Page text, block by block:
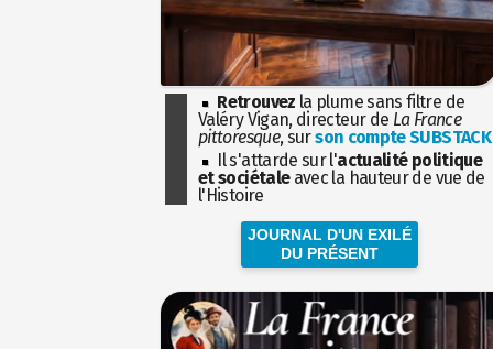
Retrouvez la plume sans filtre de
Valéry Vigan, directeur de La France
pittoresque, surson compte SUBSTACK
Il s'attarde sur l'actualité politique
et sociétaleavec la hauteur de vue de
l'Histoire
JOURNAL D'UN EXILÉ
DU PRÉSENT